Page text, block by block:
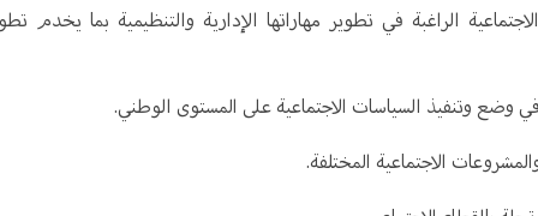
الراغبة في تطوير مهاراتها الإدارية والتنظيمية بما يخدم
وضع وتنفيذ السياسات الاجتماعية على المستوى الوطني.
الاجتماعية المختلفة.